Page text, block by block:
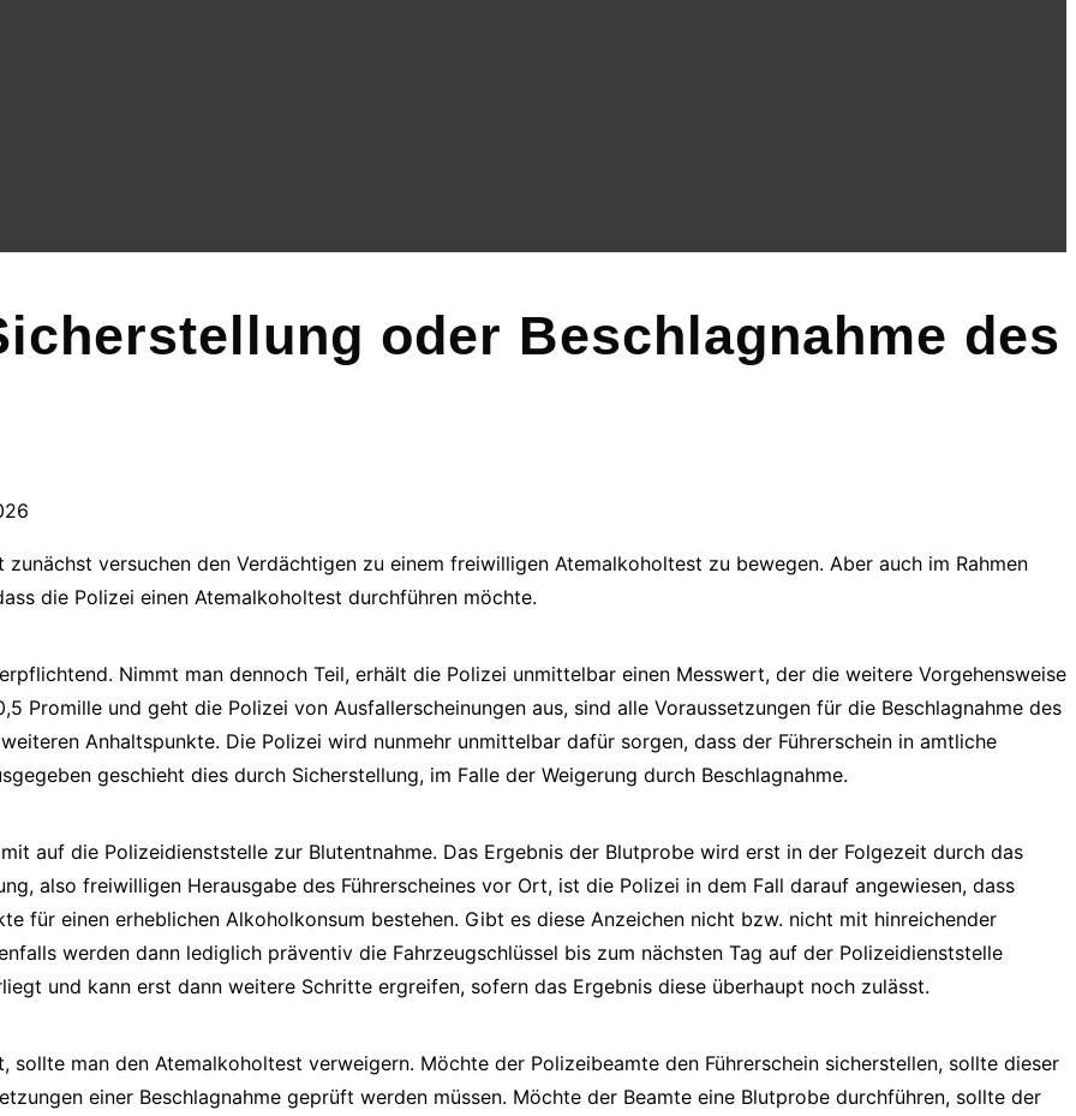
oder Beschlagnahme des
versuchen den Verdächtigen zu einem freiwilligen Atemalkoholtest zu bewegen. Aber auch im Rahmen
die Polizei einen Atemalkoholtest durchführen möchte.
Nimmt man dennoch Teil, erhält die Polizei unmittelbar einen Messwert, der die weitere Vorgehensweise
Promille und geht die Polizei von Ausfallerscheinungen aus, sind alle Voraussetzungen für die Beschlagnahme des
Anhaltspunkte. Die Polizei wird nunmehr unmittelbar dafür sorgen, dass der Führerschein in amtliche
geschieht dies durch Sicherstellung, im Falle der Weigerung durch Beschlagnahme.
auf die Polizeidienststelle zur Blutentnahme. Das Ergebnis der Blutprobe wird erst in der Folgezeit durch das
also freiwilligen Herausgabe des Führerscheines vor Ort, ist die Polizei in dem Fall darauf angewiesen, dass
für einen erheblichen Alkoholkonsum bestehen. Gibt es diese Anzeichen nicht bzw. nicht mit hinreichender
werden dann lediglich präventiv die Fahrzeugschlüssel bis zum nächsten Tag auf der Polizeidienststelle
und kann erst dann weitere Schritte ergreifen, sofern das Ergebnis diese überhaupt noch zulässt.
man den Atemalkoholtest verweigern. Möchte der Polizeibeamte den Führerschein sicherstellen, sollte dieser
einer Beschlagnahme geprüft werden müssen. Möchte der Beamte eine Blutprobe durchführen, sollte der